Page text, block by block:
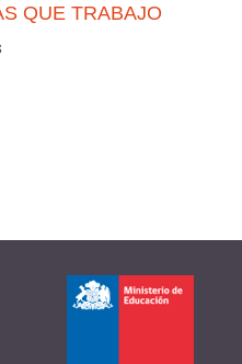
QUE TRABAJO